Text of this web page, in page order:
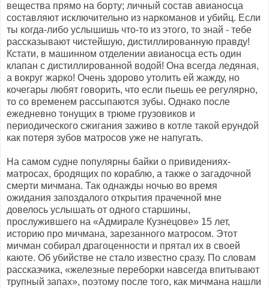
вещества прямо на борту; личный состав авианосца
составляют исключительно из наркоманов и убийц. Если
ты когда-либо услышишь что-то из этого, то знай - тебе
рассказывают чистейшую, дистиллированную правду!
Кстати, в машинном отделении авианосца есть один
клапан с дистиллированной водой! Она всегда ледяная,
а вокруг жарко! Очень здорово утолить ей жажду, но
кочегары любят говорить, что если пьешь ее регулярно,
то со временем рассыпаются зубы. Однако после
ежедневно тонущих в трюме грузовиков и
периодического сжигания заживо в котле такой ерундой
как потеря зубов матросов уже не напугать.
На самом судне популярны байки о привидениях-
матросах, бродящих по кораблю, а также о загадочной
смерти мичмана. Так однажды ночью во время
ожидания запоздалого открытия прачечной мне
довелось услышать от одного старшины,
прослужившего на «Адмирале Кузнецове» 15 лет,
историю про мичмана, зарезанного матросом. Этот
мичман собирал драгоценности и прятал их в своей
каюте. Об убийстве не стало известно сразу. По словам
рассказчика, «железные переборки навсегда впитывают
трупный запах», поэтому после того, как мичмана нашли